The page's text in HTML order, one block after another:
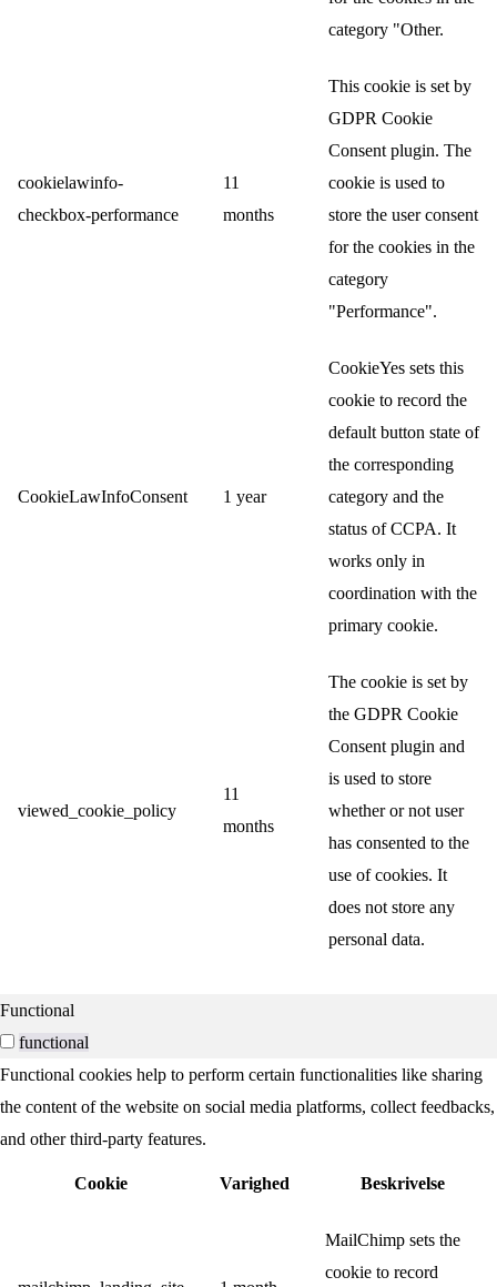
category "Other.
cookielawinfo-
checkbox-performance
11
months
This cookie is set by
GDPR Cookie
Consent plugin. The
cookie is used to
store the user consent
for the cookies in the
category
"Performance".
CookieLawInfoConsent 1 year
CookieYes sets this
cookie to record the
default button state of
the corresponding
category and the
status of CCPA. It
works only in
coordination with the
primary cookie.
viewed_cookie_policy
11
months
The cookie is set by
the GDPR Cookie
Consent plugin and
is used to store
whether or not user
has consented to the
use of cookies. It
does not store any
personal data.
Functional
functional
Functional cookies help to perform certain functionalities like sharing
the content of the website on social media platforms, collect feedbacks,
and other third-party features.
Cookie Varighed Beskrivelse
MailChimp sets the
cookie to record